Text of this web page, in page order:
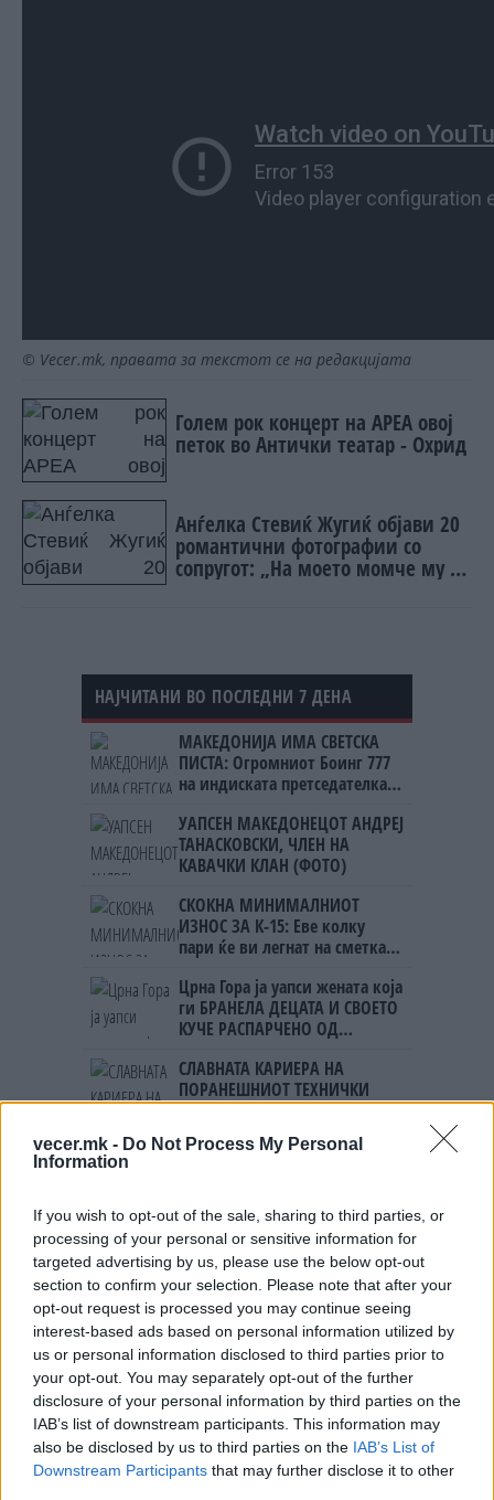
vecer.mk - Do Not Process My Personal
Information
If you wish to opt-out of the sale, sharing to third parties, or
processing of your personal or sensitive information for
targeted advertising by us, please use the below opt-out
section to confirm your selection. Please note that after your
opt-out request is processed you may continue seeing
interest-based ads based on personal information utilized by
us or personal information disclosed to third parties prior to
your opt-out. You may separately opt-out of the further
disclosure of your personal information by third parties on the
IAB’s list of downstream participants. This information may
also be disclosed by us to third parties on the IAB’s List of
Downstream Participants that may further disclose it to other
© Vecer.mk, правата за текстот се на редакцијата
Голем рок концерт на АРЕА овој
петок во Антички театар - Охрид
Анѓелка Стевиќ Жугиќ објави 20
романтични фотографии со
сопругот: „На моето момче му е
НАЈЧИТАНИ ВО ПОСЛЕДНИ 7 ДЕНА
МАКЕДОНИЈА ИМА СВЕТСКА
ПИСТА: Огромниот Боинг 777
на индиската претседателка
Скопје
УАПСЕН МАКЕДОНЕЦОТ АНДРЕЈ
ТАНАСКОВСКИ, ЧЛЕН НА
КАВАЧКИ КЛАН (ФОТО)
СКОКНА МИНИМАЛНИОТ
ИЗНОС ЗА К-15: Еве колку
пари ќе ви легнат на сметка
Црна Гора ја уапси жената која
ги БРАНЕЛА ДЕЦАТА И СВОЕТО
КУЧЕ РАСПАРЧЕНО ОД
СЛАВНАТА КАРИЕРА НА
ПОРАНЕШНИОТ ТЕХНИЧКИ
ПРЕМИЕР ОЛИВЕР СПАСОВСКИ
ЗА БЕРТА ОД АВСТРИЈА
ПРЕСВРТ И ПРОТЕСТИ ВО
УКРАИНА, Зеленски доби
ултиматум: „Мора да си оди,
крајниот рок е петок!“
(Видео) СНИМКА СО ПАРИ КОИ
ЈА НАПУШТААТ АЛБАНИЈА, се
тврди дека се на Еди Рама
(Видео) ШТО ДА ПРАВИ
БУГАРКА НА ПЛАЖА ВО
ГРЦИЈА, кога децата бараат
домашно месо
Дубаи остана без туристи- им